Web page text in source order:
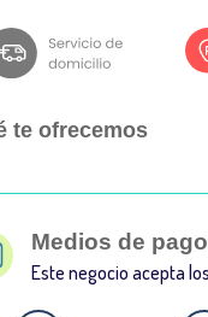
te ofrecemos
Medios de pago
Este negocio acepta